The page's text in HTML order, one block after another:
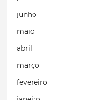
junho
maio
abril
março
fevereiro